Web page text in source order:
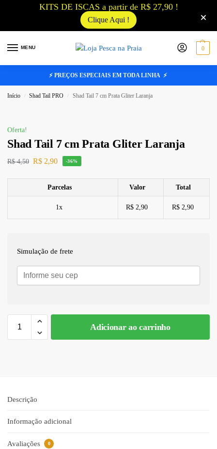
KITS DE ISCAS a partir de R$ 27,90 !
Clique Aqui !
MENU 0
⚡ PREÇOS ESPECIAIS EM TODA LINHA ⚡
Início / Shad Tail PRO / Shad Tail 7 cm Prata Gliter Laranja
Oferta!
Shad Tail 7 cm Prata Gliter Laranja
R$4,50 R$ 2,90 -36%
Parcelas Valor Total
1x R$ 2,90 R$ 2,90
Simulação de frete
Adicionar ao carrinho
n
t
v
Descrição
Informação adicional
Avaliações 0